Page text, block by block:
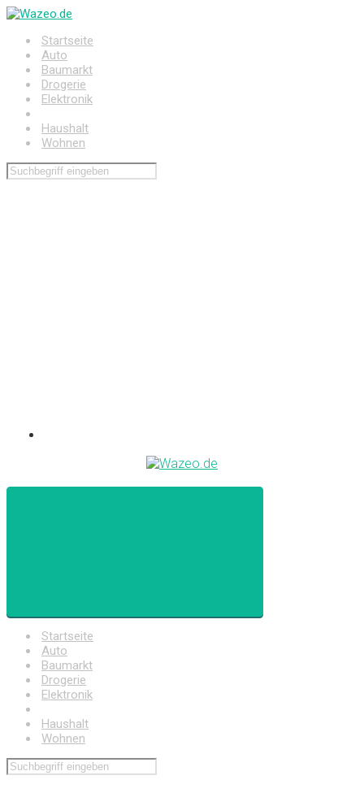
Zum
springenStartseite
Auto
Baumarkt
Drogerie
Elektronik
Haushalt
Wohnen
Startseite
Auto
Baumarkt
Drogerie
Elektronik
Haushalt
Wohnen